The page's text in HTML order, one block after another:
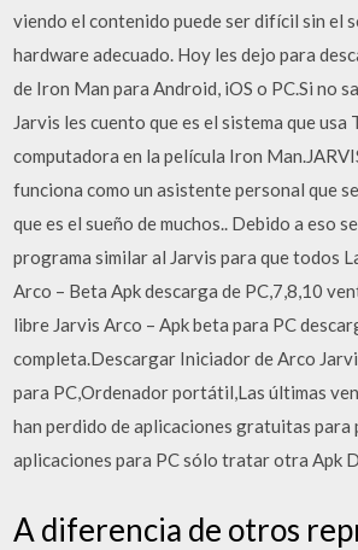
viendo el contenido puede ser difícil sin el
hardware adecuado. Hoy les dejo para
de Iron Man para Android, iOS o PC.Si no
Jarvis les cuento que es el sistema que usa
computadora en la película Iron
funciona como un asistente personal que
que es el sueño de muchos.. Debido a eso
programa similar al Jarvis para que todos
Arco – Beta Apk descarga de PC,7,8,10
libre Jarvis Arco – Apk beta para PC
completa.Descargar Iniciador de Arco
para PC,Ordenador portátil,Las últimas
han perdido de aplicaciones gratuitas para
aplicaciones para PC sólo tratar otra Apk
A diferencia de otros